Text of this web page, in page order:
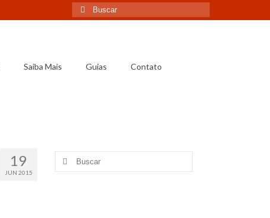
Saiba Mais Guias Contato
19
JUN 2015